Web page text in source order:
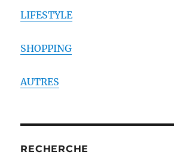
LIFESTYLE
SHOPPING
AUTRES
RECHERCHE